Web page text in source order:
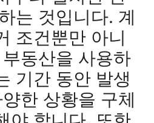
는 것입니다. 계
조건뿐만 아니
동산을 사용하
기간 동안 발생
한 상황을 구체